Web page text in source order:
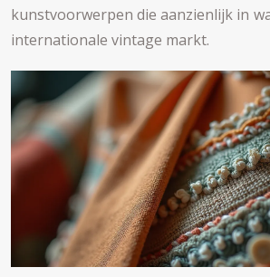
kunstvoorwerpen die aanzienlijk in
internationale vintage markt.